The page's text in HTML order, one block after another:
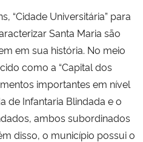
“Cidade Universitária” para
Santa Maria são
em sua história. No meio
como a “Capital dos
importantes em nível
de Infantaria Blindada e o
ambos subordinados
disso, o município possui o